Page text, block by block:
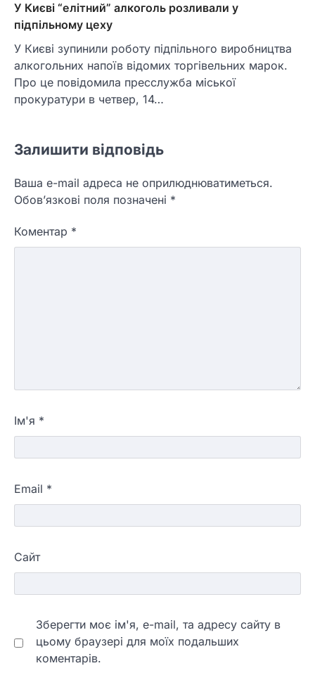
У Києві “елітний” алкоголь розливали у
підпільному цеху
У Києві зупинили роботу підпільного виробництва
алкогольних напоїв відомих торгівельних марок.
Про це повідомила пресслужба міської
прокуратури в четвер, 14…
Залишити відповідь
Ваша e-mail адреса не оприлюднюватиметься.
Обов’язкові поля позначені *
Коментар *
Ім'я *
Email *
Сайт
Зберегти моє ім'я, e-mail, та адресу сайту в
цьому браузері для моїх подальших
коментарів.